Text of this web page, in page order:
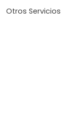
Otros Servicios